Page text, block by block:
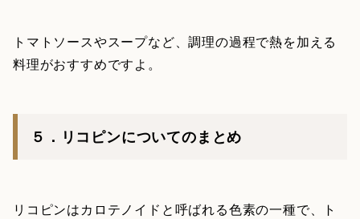
トマトソースやスープなど、調理の過程で熱を加える
料理がおすすめですよ。
５．リコピンについてのまとめ
リコピンはカロテノイドと呼ばれる色素の一種で、ト